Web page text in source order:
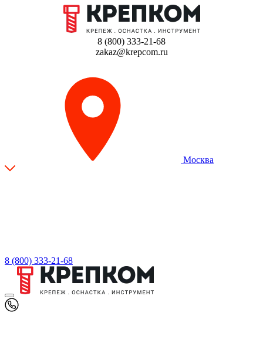
8 (800) 333-21-68
zakaz@krepcom.ru
Москва
8 (800) 333-21-68